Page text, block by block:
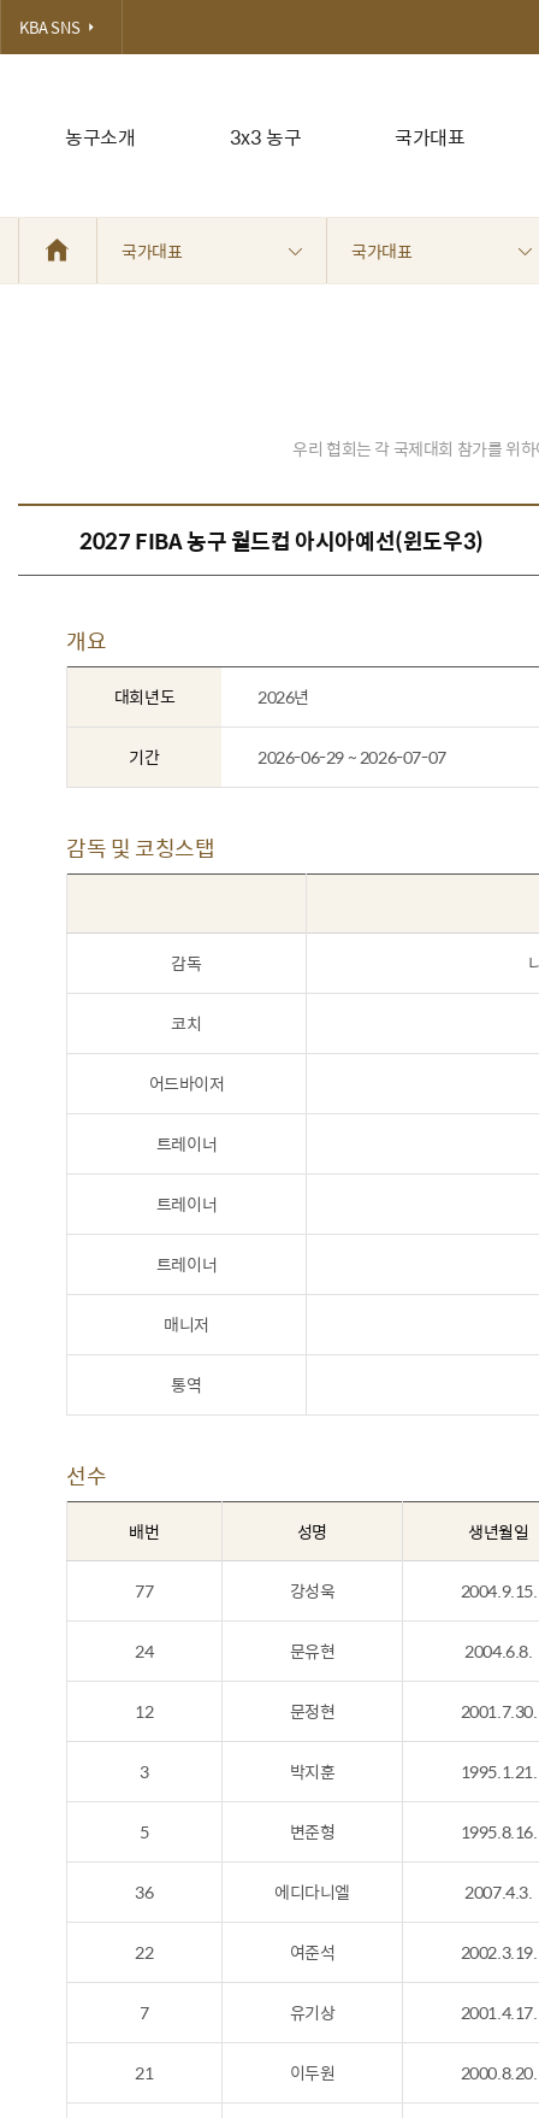
농구소개 3x3 농구 국가대표
KBA SNS
국가대표 국가대표
우리 협회는 각 국제대회 참가를 위
2027 FIBA 농구 월드컵 아시아예선(윈도우3)
개요
대회년도 2026년
기간 2026-06-29 ~ 2026-07-07
감독 및 코칭스탭
감독
코치
어드바이저
트레이너
트레이너
트레이너
매니저
통역
선수
배번 성명 생년월일
77 강성욱 2004.9.15.
24 문유현 2004.6.8.
12 문정현 2001.7.30.
3 박지훈 1995.1.21.
5 변준형 1995.8.16.
36 에디다니엘 2007.4.3.
22 여준석 2002.3.19.
7 유기상 2001.4.17.
21 이두원 2000.8.20.